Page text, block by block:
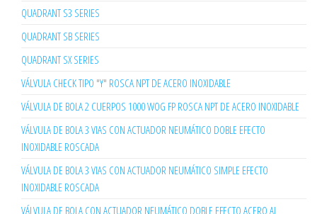
QUADRANT S3 SERIES
QUADRANT SB SERIES
QUADRANT SX SERIES
VÁLVULA CHECK TIPO "Y" ROSCA NPT DE ACERO INOXIDABLE
VÁLVULA DE BOLA 2 CUERPOS 1000 WOG FP ROSCA NPT DE ACERO INOXIDABLE
VÁLVULA DE BOLA 3 VIAS CON ACTUADOR NEUMÁTICO DOBLE EFECTO
INOXIDABLE ROSCADA
VÁLVULA DE BOLA 3 VIAS CON ACTUADOR NEUMÁTICO SIMPLE EFECTO
INOXIDABLE ROSCADA
VÁLVULA DE BOLA CON ACTUADOR NEUMÁTICO DOBLE EFECTO ACERO AL